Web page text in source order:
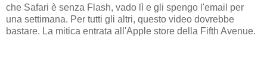
che Safari è senza Flash, vado lì e gli spengo l'email per
una settimana. Per tutti gli altri, questo video dovrebbe
bastare. La mitica entrata all'Apple store della Fifth Avenue.